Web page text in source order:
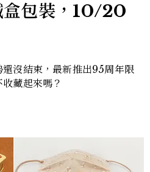
盒包裝，10/20
沒結束，最新推出95周年限
藏起來嗎？